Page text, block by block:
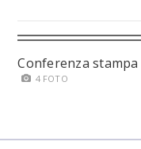
Conferenza stampa
4 FOTO